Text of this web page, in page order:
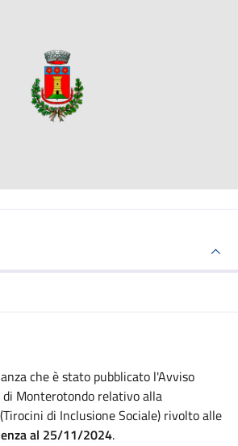
che è stato pubblicato l'Avviso
di Monterotondo relativo alla
di Inclusione Sociale) rivolto alle
al 25/11/2024.